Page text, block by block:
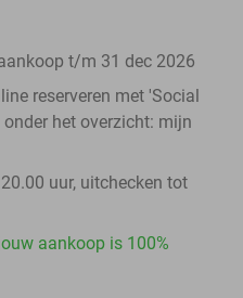
t/m 31 dec 2026
reserveren met 'Social
onder het overzicht: mijn
uur, uitchecken tot
aankoop is 100%